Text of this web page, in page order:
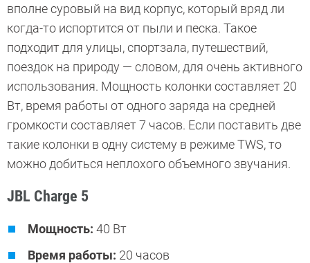
вполне суровый на вид корпус, который вряд ли
когда-то испортится от пыли и песка. Такое
подходит для улицы, спортзала, путешествий,
поездок на природу — словом, для очень активного
использования. Мощность колонки составляет 20
Вт, время работы от одного заряда на средней
громкости составляет 7 часов. Если поставить две
такие колонки в одну систему в режиме TWS, то
можно добиться неплохого объемного звучания.
JBL Charge 5
Мощность: 40 Вт
Время работы: 20 часов